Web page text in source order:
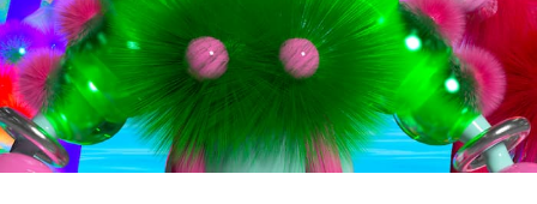
AB ❤ you
Zaalhuur